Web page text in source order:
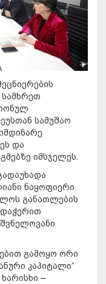
სამუშაო
და
იმსჯელეს.
ნაყოფიერი
განათლების
გამოყო ორი
კაპიტალი“
–